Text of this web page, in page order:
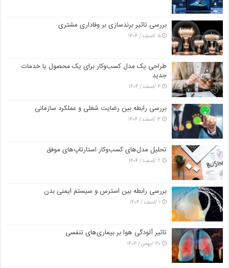
بررسی تاثیر برندسازی بر وفاداری مشتری
۵ /اسفند/ ۱۴۰۴
طراحی یک مدل کسب‌وکار برای یک محصول یا خدمات
جدید
۴ /اسفند/ ۱۴۰۴
بررسی رابطه بین رضایت شغلی و عملکرد سازمانی
۳ /اسفند/ ۱۴۰۴
تحلیل مدل‌های کسب‌وکار استارتاپ‌های موفق
۲ /اسفند/ ۱۴۰۴
بررسی رابطه بین استرس و سیستم ایمنی بدن
۱ /اسفند/ ۱۴۰۴
تاثیر آلودگی هوا بر بیماری‌های تنفسی
۳۰ /بهمن/ ۱۴۰۴